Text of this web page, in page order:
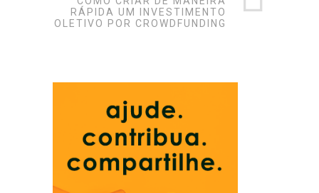
RÁPIDA UM INVESTIMENTO
COLETIVO POR CROWDFUNDING